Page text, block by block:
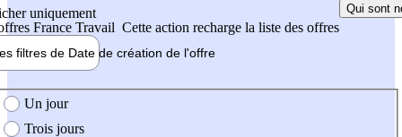
uniquement
France Travail Cette action recharge la liste des offres
Qui sont
filtres de Date de création de l'offre
création de l'offre
Un jour
Trois jours